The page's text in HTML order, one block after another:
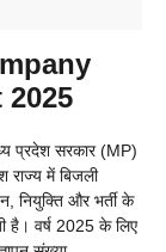
प्रदेश सरकार (MP)
राज्य में बिजली
नियुक्ति और भर्ती के
है। वर्ष 2025 के लिए